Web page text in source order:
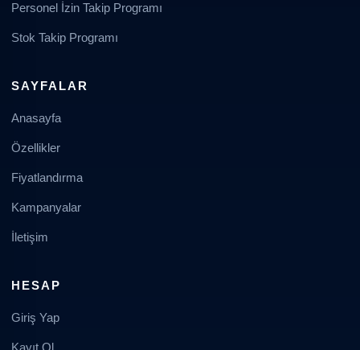
Personel İzin Takip Programı
Stok Takip Programı
SAYFALAR
Anasayfa
Özellikler
Fiyatlandırma
Kampanyalar
İletişim
HESAP
Giriş Yap